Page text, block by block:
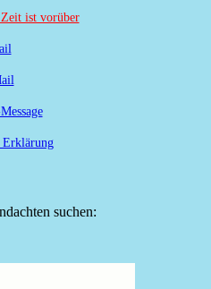
ist vorüber
Erklärung
suchen: